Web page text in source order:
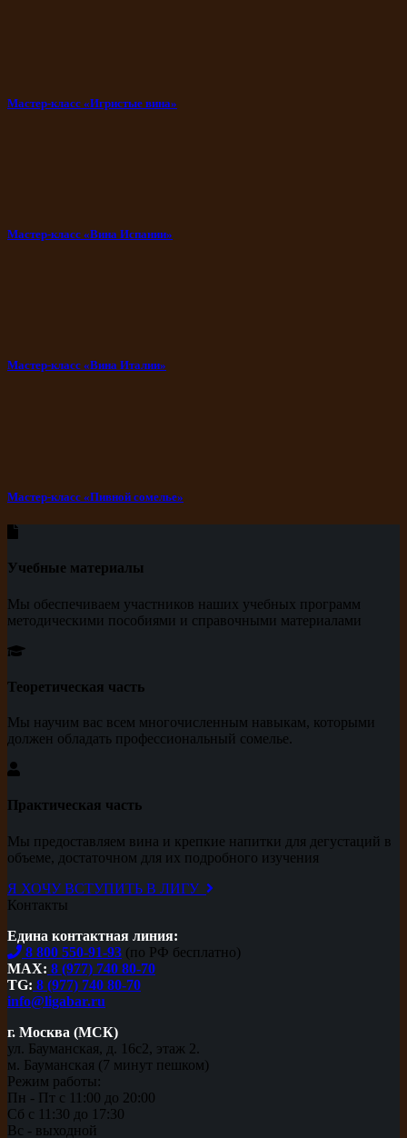
Мастер-класс «Игристые вина»
Мастер-класс «Вина Испании»
Мастер-класс «Вина Италии»
Мастер-класс «Пивной сомелье»
Учебные материалы
Мы обеспечиваем участников наших учебных программ
методическими пособиями и справочными материалами
Теоретическая часть
Мы научим вас всем многочисленным навыкам, которыми
должен обладать профессиональный сомелье.
Практическая часть
Мы предоставляем вина и крепкие напитки для дегустаций в
объеме, достаточном для их подробного изучения
Я ХОЧУ ВСТУПИТЬ В ЛИГУ
Контакты
Едина контактная линия:
8 800 550-91-93 (по РФ бесплатно)
MAX: 8 (977) 740 80-70
TG: 8 (977) 740 80-70
info@ligabar.ru
г. Москва (МСК)
ул. Бауманская, д. 16с2, этаж 2.
м. Бауманская (7 минут пешком)
Режим работы:
Пн - Пт с 11:00 до 20:00
Сб с 11:30 до 17:30
Вс - выходной